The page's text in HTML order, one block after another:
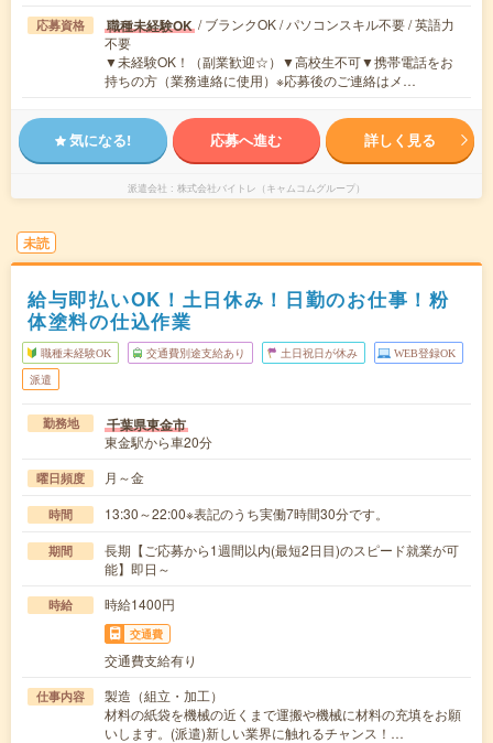
応募資格 職種未経験OK / ブランクOK / パソコンスキル不要 / 英語力
不要
▼未経験OK！（副業歓迎☆）▼高校生不可▼携帯電話をお
持ちの方（業務連絡に使用）※応募後のご連絡はメ…
気になる! 応募へ進む 詳しく見る
派遣会社 株式会社バイトレ（キャムコムグループ）
未読
給与即払いOK！土日休み！日勤のお仕事！粉
体塗料の仕込作業
職種未経験OK 交通費別途支給あり 土日祝日が休み WEB登録OK
派遣
勤務地 千葉県東金市
東金駅から車20分
曜日頻度 月～金
時間 13:30～22:00※表記のうち実働7時間30分です。
期間
長期【ご応募から1週間以内(最短2日目)のスピード就業が可
能】即日～
時給 時給1400円
交通費
交通費支給有り
仕事内容
製造（組立・加工）
材料の紙袋を機械の近くまで運搬や機械に材料の充填をお願
いします。(派遣)新しい業界に触れるチャンス！…